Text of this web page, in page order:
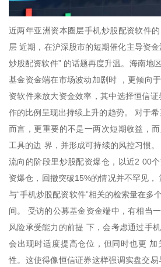
近两年亚洲资本圈层手机炒股配资软件
层 近期，在沪深股市的短期催化主导资
炒股配资软件” 的话题再度升温。海南地
基金资金端在市场波动加剧时 ，更倾向
资软件来放大资金效率，其中选择恒信
作的比例呈现出持续上升的趋势。 对于
而言，更重要的不是一两次短期收益，
工具的边 界，并形成可持续的风控习惯
流向的阶段里炒股配资爆仓，以近2 00
资爆仓，回撤突破15%的情况并不罕见，
与“手机炒股配资软件”相关的检索量在多
间。 受访的公募基金资金端中，有相当
风险承受能力的前提 下，会考虑通过手
会出现时适度提高仓位，但同时也更
性。这使得像恒信证券这样强调实盘交